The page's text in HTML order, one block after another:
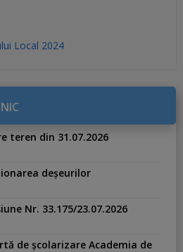
Local 2024
teren din 31.07.2026
deșeurilor
Nr. 33.175/23.07.2026
de școlarizare Academia de